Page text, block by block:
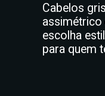
Cabelos
assimétrico
escolha
para quem